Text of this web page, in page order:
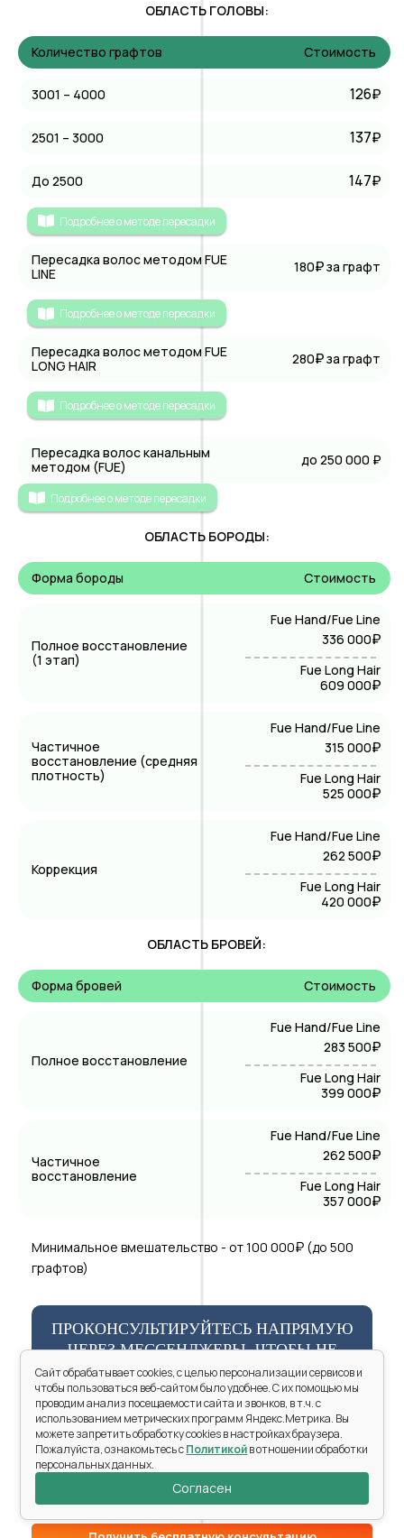
ОБЛАСТЬ ГОЛОВЫ:
Количество графтов Стоимость
3001 – 4000 126₽
2501 – 3000 137₽
До 2500 147₽
Подробнее о методе пересадки
Пересадка волос методом FUE
LINE
180₽за графт
Подробнее о методе пересадки
Пересадка волос методом FUE
LONG HAIR
280₽за графт
Подробнее о методе пересадки
Пересадка волос канальным
методом (FUE)
до 250 000 ₽
Подробнее о методе пересадки
ОБЛАСТЬ БОРОДЫ:
Форма бороды Стоимость
Полное восстановление
(1 этап)
Fue Hand/Fue Line
336 000₽
Fue Long Hair
609 000₽
Частичное
восстановление (средняя
плотность)
Fue Hand/Fue Line
315 000₽
Fue Long Hair
525 000₽
Коррекция
Fue Hand/Fue Line
262 500₽
Fue Long Hair
420 000₽
ОБЛАСТЬ БРОВЕЙ:
Форма бровей Стоимость
Полное восстановление
Fue Hand/Fue Line
283 500₽
Fue Long Hair
399 000₽
Частичное
восстановление
Fue Hand/Fue Line
262 500₽
Fue Long Hair
357 000₽
Минимальное вмешательство - от 100 000₽ (до 500
графтов)
ПРОКОНСУЛЬТИРУЙТЕСЬ НАПРЯМУЮ
ЧЕРЕЗ МЕССЕНДЖЕРЫ, ЧТОБЫ НЕ
ЖДАТЬ ЗВОНКА
Проконсультироваться напрямую
через MAX
Задать вопросы напрямую через
Сайт обрабатывает cookies, с целью персонализации сервисов и
чтобы пользоваться веб-сайтом было удобнее. С их помощью мы
проводим анализ посещаемости сайта и звонков, в т.ч. с
использованием метрических программ Яндекс.Метрика. Вы
можете запретить обработку cookies в настройках браузера.
Пожалуйста, ознакомьтесь сПолитикойв отношении обработки
персональных данных.
Согласен